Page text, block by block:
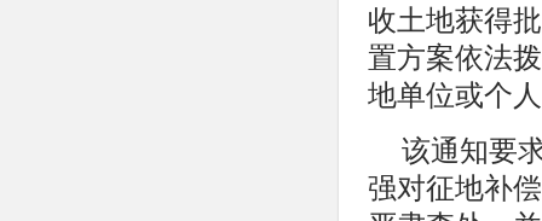
收土地获得
置方案依法
地单位或个
该通知要
强对征地补